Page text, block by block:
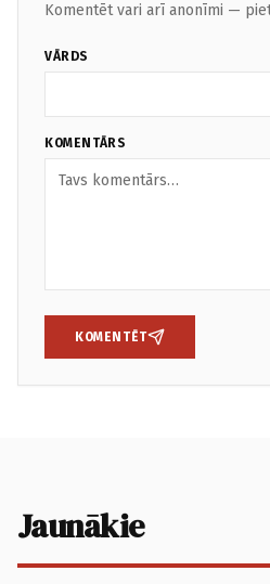
Komentēt vari arī anonīmi —
VĀRDS
KOMENTĀRS
KOMENTĒT
Jaunākie